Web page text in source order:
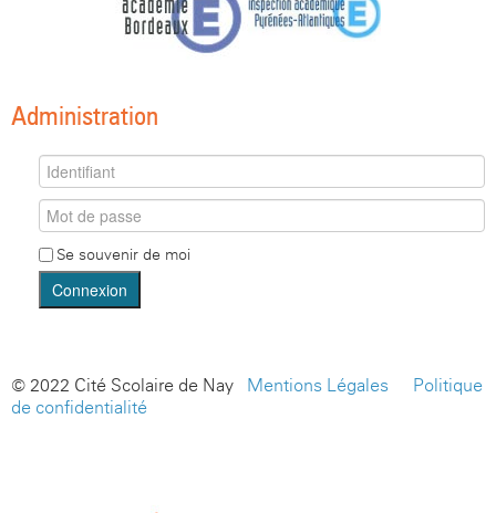
Administration
Se souvenir de moi
Connexion
© 2022 Cité Scolaire de Nay - Mentions Légales
Politique
de confidentialité